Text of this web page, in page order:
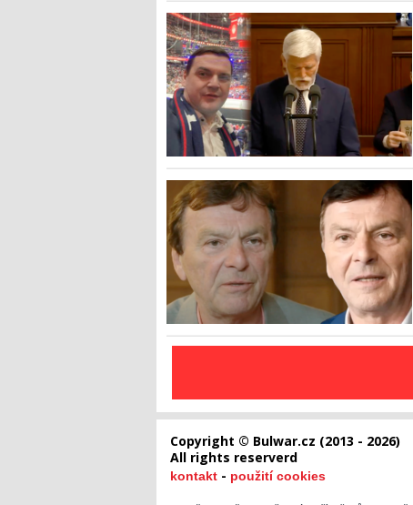
Copyright © Bulwar.cz (2013 - 2026)
All rights reserverd
kontakt - použití cookies